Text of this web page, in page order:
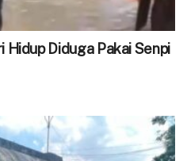
Hidup Diduga Pakai Senpi